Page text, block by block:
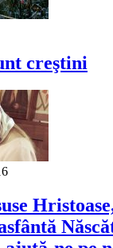
creştini